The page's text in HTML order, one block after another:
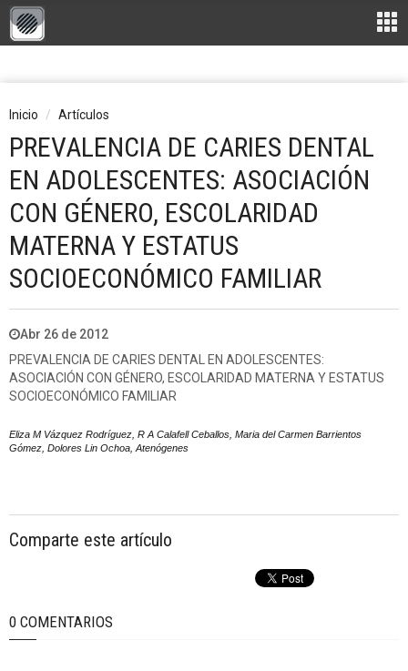
Inicio Artículos
PREVALENCIA DE CARIES DENTAL
EN ADOLESCENTES: ASOCIACIÓN
CON GÉNERO, ESCOLARIDAD
MATERNA Y ESTATUS
SOCIOECONÓMICO FAMILIAR
Abr 26 de 2012
PREVALENCIA DE CARIES DENTAL EN ADOLESCENTES:
ASOCIACIÓN CON GÉNERO, ESCOLARIDAD MATERNA Y ESTATUS
SOCIOECONÓMICO FAMILIAR
Eliza M Vázquez Rodríguez, R A Calafell Ceballos, Maria del Carmen Barrientos
Gómez, Dolores Lin Ochoa, Atenógenes
Comparte este artículo
0 COMENTARIOS